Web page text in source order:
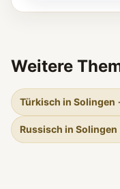
Weitere
Türkisch in Solingen
Russisch in